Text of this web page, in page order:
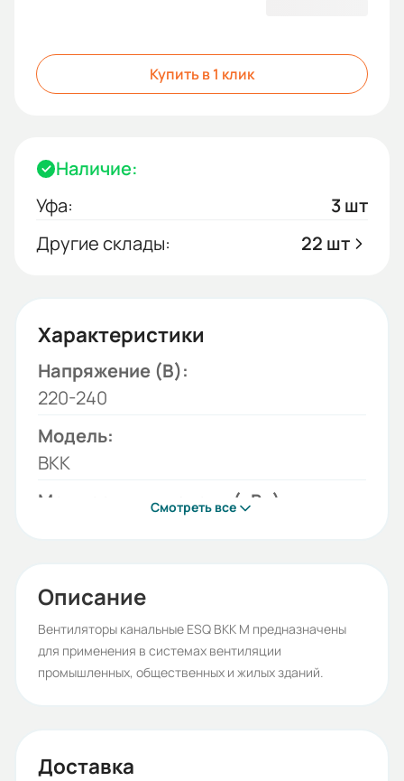
Купить в 1 клик
Наличие:
Уфа:
3 шт
Другие склады:
22 шт
Характеристики
Напряжение (В):
220-240
Модель:
ВКК
Мощность двигателя (кВт):
ESQ
Макс. температура
перемещаемого воздуха:
70
Смотреть все
Описание
Вентиляторы канальные ESQ ВКК М предназначены
для применения в системах вентиляции
промышленных, общественных и жилых зданий.
Доставка